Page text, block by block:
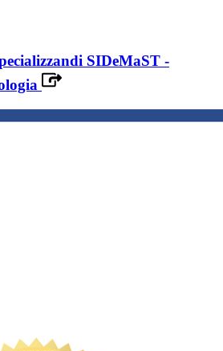
SIDeMaST -